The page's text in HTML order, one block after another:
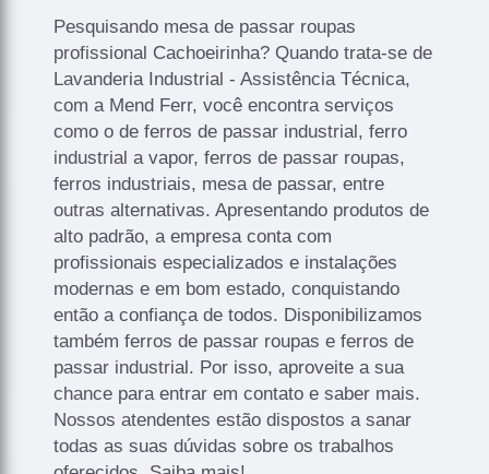
Pesquisando mesa de passar roupas
profissional Cachoeirinha? Quando trata-se de
Lavanderia Industrial - Assistência Técnica,
com a Mend Ferr, você encontra serviços
como o de ferros de passar industrial, ferro
industrial a vapor, ferros de passar roupas,
ferros industriais, mesa de passar, entre
outras alternativas. Apresentando produtos de
alto padrão, a empresa conta com
profissionais especializados e instalações
modernas e em bom estado, conquistando
então a confiança de todos. Disponibilizamos
também ferros de passar roupas e ferros de
passar industrial. Por isso, aproveite a sua
chance para entrar em contato e saber mais.
Nossos atendentes estão dispostos a sanar
todas as suas dúvidas sobre os trabalhos